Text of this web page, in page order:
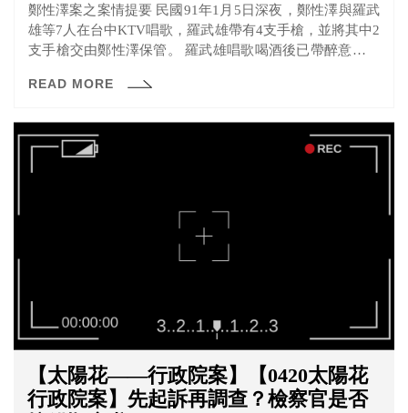
鄭性澤案之案情提要 民國91年1月5日深夜，鄭性澤與羅武
雄等7人在台中KTV唱歌，羅武雄帶有4支手槍，並將其中2
支手槍交由鄭性澤保管。 羅武雄唱歌喝酒後已帶醉意，因
內人員聽到槍聲，便打電話報警。
READ MORE
【太陽花——行政院案】【0420太陽花
行政院案】先起訴再調查？檢察官是否